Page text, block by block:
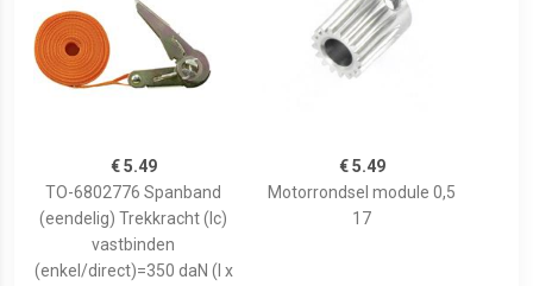
€ 5.49
TO-6802776 Spanband
(eendelig) Trekkracht (lc)
vastbinden
(enkel/direct)=350 daN (l x
€ 5.49
Motorrondsel module 0,5
17